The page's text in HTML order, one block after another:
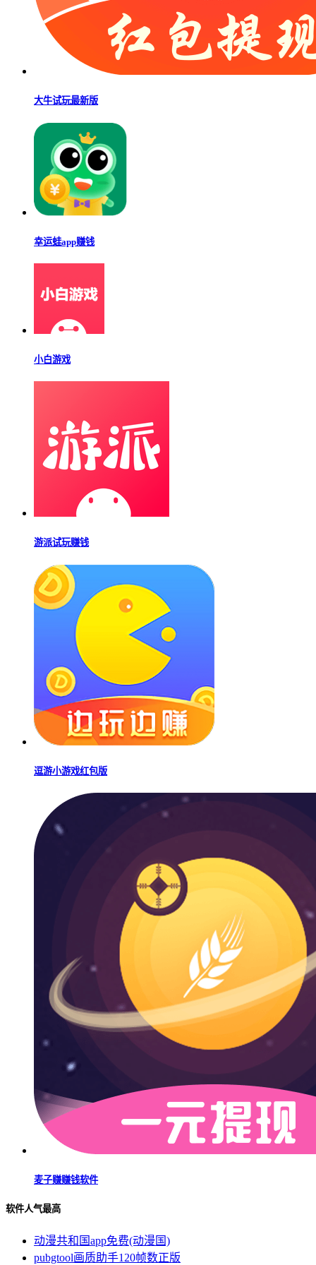
大牛试玩最新版
幸运蛙app赚钱
小白游戏
游派试玩赚钱
逗游小游戏红包版
麦子赚赚钱软件
软件人气最高
动漫共和国app免费(动漫国)
pubgtool画质助手120帧数正版